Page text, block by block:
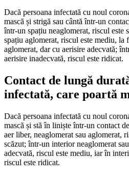
Dacă persoana infectată cu noul
mască și strigă sau cântă într-un
într-un spațiu neaglomerat, riscul este
spațiu aglomerat, riscul este mediu, la
aglomerat, dar cu aerisire adecvată;
aerisire inadecvată, riscul este ridicat.
Contact de lungă
infectată, care poartă
Dacă persoana infectată cu noul
mască și stă în liniște într-un contact
aer liber, neaglomerat sau aglomerat,
scăzut; într-un interior neaglomerat
adecvată, riscul este mediu, iar în
riscul este ridicat.